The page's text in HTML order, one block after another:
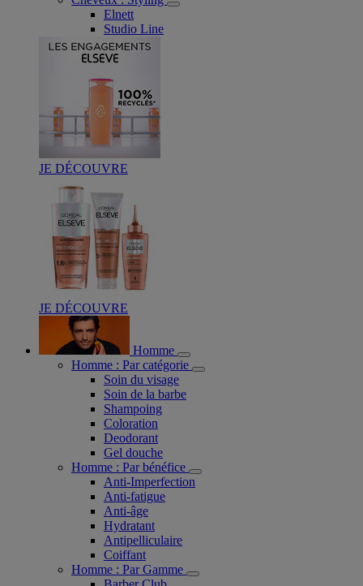
Elnett
Studio Line
JE DÉCOUVRE
JE DÉCOUVRE
Homme
Homme : Par catégorie
Soin du visage
Soin de la barbe
Shampoing
Coloration
Deodorant
Gel douche
Homme : Par bénéfice
Anti-Imperfection
Anti-fatigue
Anti-âge
Hydratant
Antipelliculaire
Coiffant
Homme : Par Gamme